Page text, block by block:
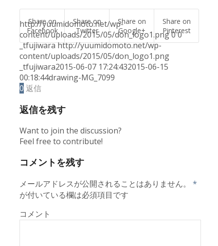
Share on
Facebook
Share on
Twitter
Share on
Google+
Share on
Pinterest
http://yuumidomoto.net/wp-
content/uploads/2015/05/don_logo1.png 00
_tfujiwarahttp://yuumidomoto.net/wp-
content/uploads/2015/05/don_logo1.png
_tfujiwara2015-06-07 17:24:432015-06-15
00:18:44drawing-MG_7099
0 返信
返信を残す
Want to join the discussion?
Feel free to contribute!
コメントを残す
メールアドレスが公開されることはありません。
*
が付いている欄は必須項目です
コメント